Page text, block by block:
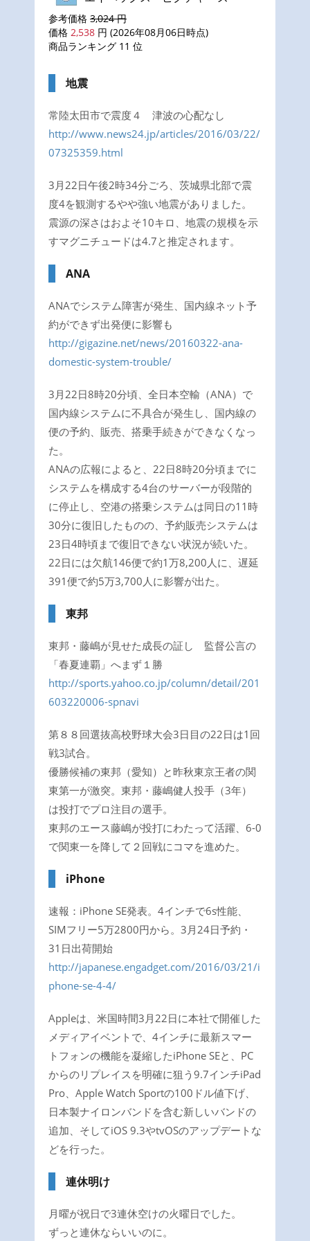
参考価格 3,024 円
価格 2,538 円 (2026年08月06日時点)
商品ランキング 11 位
地震
常陸太田市で震度４ 津波の心配なし
http://www.news24.jp/articles/2016/03/22/
07325359.html
3月22日午後2時34分ごろ、茨城県北部で震
度4を観測するやや強い地震がありました。
震源の深さはおよそ10キロ、地震の規模を示
すマグニチュードは4.7と推定されます。
ANA
ANAでシステム障害が発生、国内線ネット予
約ができず出発便に影響も
http://gigazine.net/news/20160322-ana-
domestic-system-trouble/
3月22日8時20分頃、全日本空輸（ANA）で
国内線システムに不具合が発生し、国内線の
便の予約、販売、搭乗手続きができなくなっ
た。
ANAの広報によると、22日8時20分頃までに
システムを構成する4台のサーバーが段階的
に停止し、空港の搭乗システムは同日の11時
30分に復旧したものの、予約販売システムは
23日4時頃まで復旧できない状況が続いた。
22日には欠航146便で約1万8,200人に、遅延
391便で約5万3,700人に影響が出た。
東邦
東邦・藤嶋が見せた成長の証し 監督公言の
「春夏連覇」へまず１勝
http://sports.yahoo.co.jp/column/detail/201
603220006-spnavi
第８８回選抜高校野球大会3日目の22日は1回
戦3試合。
優勝候補の東邦（愛知）と昨秋東京王者の関
東第一が激突。東邦・藤嶋健人投手（3年）
は投打でプロ注目の選手。
東邦のエース藤嶋が投打にわたって活躍、6-0
で関東一を降して２回戦にコマを進めた。
iPhone
速報：iPhone SE発表。4インチで6s性能、
SIMフリー5万2800円から。3月24日予約・
31日出荷開始
http://japanese.engadget.com/2016/03/21/i
phone-se-4-4/
Appleは、米国時間3月22日に本社で開催した
メディアイベントで、4インチに最新スマー
トフォンの機能を凝縮したiPhone SEと、PC
からのリプレイスを明確に狙う9.7インチiPad
Pro、Apple Watch Sportの100ドル値下げ、
日本製ナイロンバンドを含む新しいバンドの
追加、そしてiOS 9.3やtvOSのアップデートな
どを行った。
連休明け
月曜が祝日で3連休空けの火曜日でした。
ずっと連休ならいいのに。